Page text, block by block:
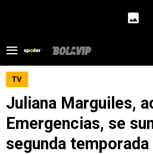
TV
Juliana Marguiles,
Emergencias, se
segunda temporada